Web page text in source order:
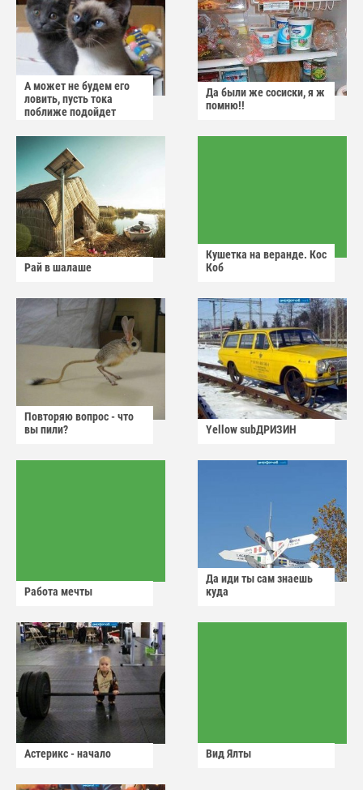
А может не будем его
ловить, пусть тока
поближе подойдет
Да были же сосиски, я ж
помню!!
Рай в шалаше
Кушетка на веранде. Кос
Коб
Повторяю вопрос - что
вы пили?
Yellow subДРИЗИН
Работа мечты
Да иди ты сам знаешь
куда
Астерикс - начало Вид Ялты